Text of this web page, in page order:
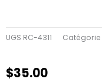
UGS RC-4311 Catégorie
$35.00